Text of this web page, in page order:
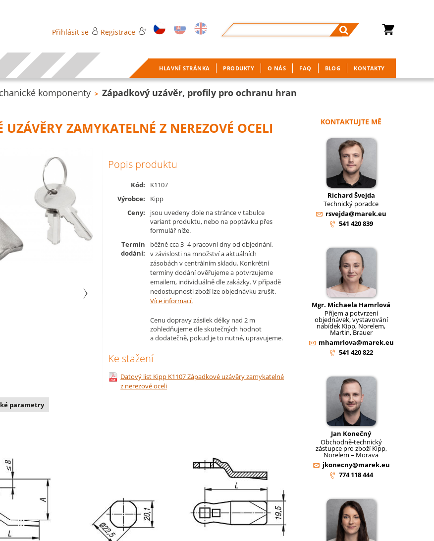
Přihlásit se Registrace
HLAVNÍ STRÁNKA PRODUKTY O NÁS FAQ BLOG KONTAKTY
komponenty > Západkový uzávěr, profily pro ochranu hran
UZÁVĚRY ZAMYKATELNÉ Z NEREZOVÉ OCELI
Popis produktu
Kód:
K1107
Výrobce:
Kipp
Ceny:
jsou uvedeny dole na stránce v tabulce
variant produktu, nebo na poptávku přes
formulář níže.
Termín
dodání:
běžně cca 3–4 pracovní dny od objednání,
v závislosti na množství a aktuálních
zásobách v centrálním skladu. Konkrétní
termíny dodání ověřujeme a potvrzujeme
emailem, individuálně dle zakázky. V případě
nedostupnosti zboží lze objednávku zrušit.
Více informací.
Cenu dopravy zásilek délky nad 2 m
zohledňujeme dle skutečných hodnot
a dodatečně, pokud je to nutné, upravujeme.
Ke stažení
Datový list Kipp K1107 Západkové uzávěry zamykatelné
z nerezové oceli
parametry
KONTAKTUJTE MĚ
Richard Švejda
Technický poradce
rsvejda@marek.eu
541 420 839
Mgr. Michaela Hamrlová
Příjem a potvrzení
objednávek, vystavování
nabídek Kipp, Norelem,
Martin, Brauer
mhamrlova@marek.eu
541 420 822
Jan Konečný
Obchodně-technický
zástupce pro zboží Kipp,
Norelem – Morava
jkonecny@marek.eu
774 118 444